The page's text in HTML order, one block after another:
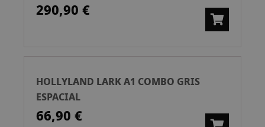
290,90 €
HOLLYLAND LARK A1 COMBO GRIS
ESPACIAL
66,90 €